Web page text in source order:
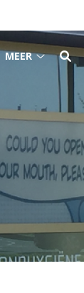
MEER
Meer
submenu